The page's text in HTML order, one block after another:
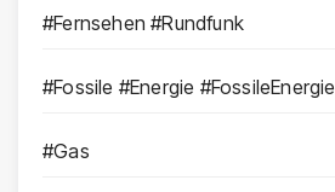
#Fernsehen #Rundfunk
#Fossile #Energie #FossileEnergie
#Gas